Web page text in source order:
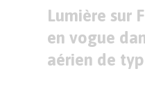
Lumière sur
en vogue
aérien de